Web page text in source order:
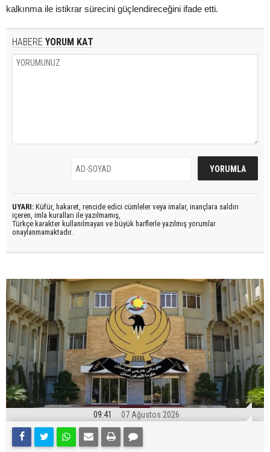
kalkınma ile istikrar sürecini güçlendireceğini ifade etti.
HABERE YORUM KAT
UYARI: Küfür, hakaret, rencide edici cümleler veya imalar, inançlara saldırı
içeren, imla kuralları ile yazılmamış,
Türkçe karakter kullanılmayan ve büyük harflerle yazılmış yorumlar
onaylanmamaktadır.
09:41 07 Ağustos 2026